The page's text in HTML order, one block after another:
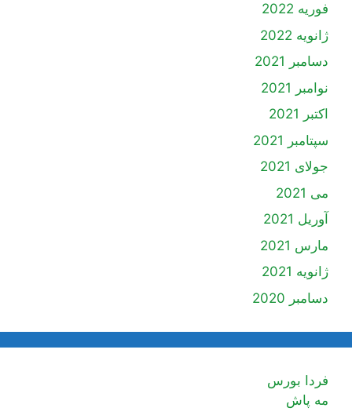
فوریه 2022
ژانویه 2022
دسامبر 2021
نوامبر 2021
اکتبر 2021
سپتامبر 2021
جولای 2021
می 2021
آوریل 2021
مارس 2021
ژانویه 2021
دسامبر 2020
فردا بورس
مه پاش